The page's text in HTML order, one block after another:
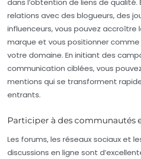
dans l’obtention de liens de qualité.
relations avec des blogueurs, des
influenceurs, vous pouvez accroître
marque et vous positionner
votre domaine. En initiant des
communication ciblées, vous
mentions qui se transforment
entrants.
Participer à des communautés
Les forums, les réseaux sociaux et
discussions en ligne sont